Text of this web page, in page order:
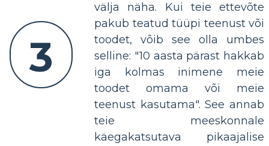
3
välja näha. Kui teie ettevõte
pakub teatud tüüpi teenust või
toodet, võib see olla umbes
selline: "10 aasta pärast hakkab
iga kolmas inimene meie
toodet omama või meie
teenust kasutama". See annab
teie meeskonnale
käegakatsutava pikaajalise